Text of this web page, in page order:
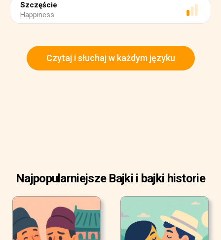
Szczęście
Happiness
Czytaj i słuchaj w każdym języku
Najpopularniejsze Bajki i bajki historie